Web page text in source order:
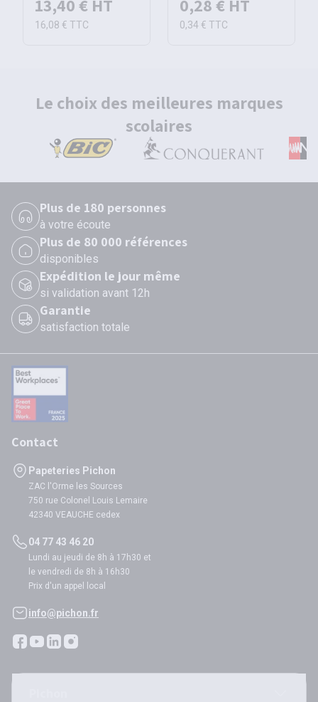
13,40 € HT
16,08 € TTC
0,28 € HT
0,34 € TTC
Le choix des meilleures marques
scolaires
Plus de 180 personnes
à votre écoute
Plus de 80 000 références
disponibles
Expédition le jour même
si validation avant 12h
Garantie
satisfaction totale
Contact
Papeteries Pichon
ZAC l'Orme les Sources
750 rue Colonel Louis Lemaire
42340 VEAUCHE cedex
04 77 43 46 20
Lundi au jeudi de 8h à 17h30 et
le vendredi de 8h à 16h30
Prix d'un appel local
info@pichon.fr